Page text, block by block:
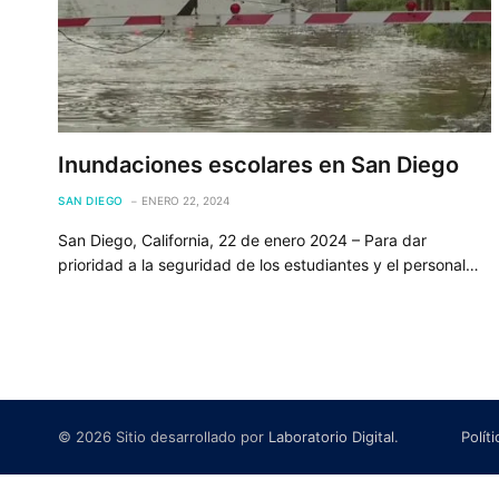
Inundaciones escolares en San Diego
SAN DIEGO ENERO 22, 2024
San Diego, California, 22 de enero 2024 – Para dar
prioridad a la seguridad de los estudiantes y el personal…
© 2026 Sitio desarrollado por Laboratorio Digital.